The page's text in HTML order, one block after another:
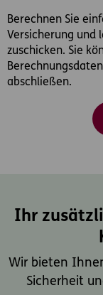
Berechnen Sie
Versicherung und
zuschicken. Sie
abschließen.
Ihr
Wir bieten
Sicherheit